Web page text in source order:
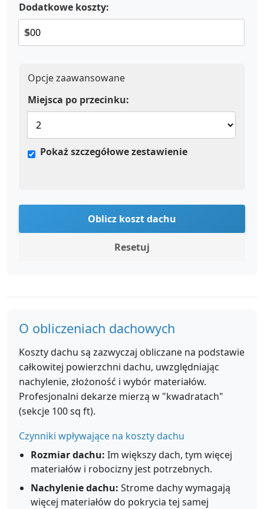
Dodatkowe koszty:
$
Opcje zaawansowane
Miejsca po przecinku:
Pokaż szczegółowe zestawienie
Oblicz koszt dachu
Resetuj
O obliczeniach dachowych
Koszty dachu są zazwyczaj obliczane na podstawie
całkowitej powierzchni dachu, uwzględniając
nachylenie, złożoność i wybór materiałów.
Profesjonalni dekarze mierzą w "kwadratach"
(sekcje 100 sq ft).
Czynniki wpływające na koszty dachu
Rozmiar dachu: Im większy dach, tym więcej
materiałów i robocizny jest potrzebnych.
Nachylenie dachu: Strome dachy wymagają
więcej materiałów do pokrycia tej samej